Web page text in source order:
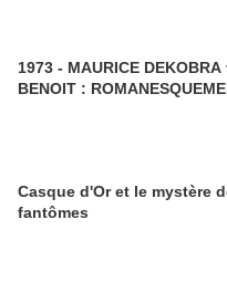
1973 - MAURICE DEKOBRA
BENOIT :
Casque d'Or et le mystère
fantômes